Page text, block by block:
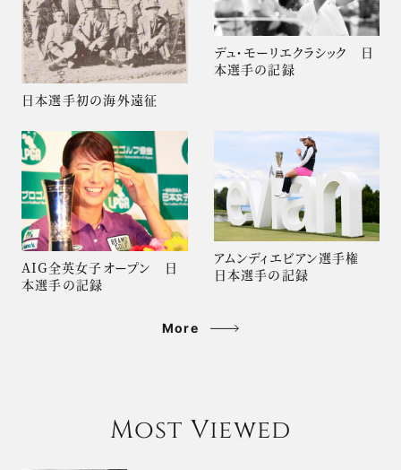
日本選手初の海外遠征
デュ・モーリエクラシック 日
本選手の記録
AIG全英女子オープン 日
本選手の記録
アムンディエビアン選手権
日本選手の記録
More
Most Viewed